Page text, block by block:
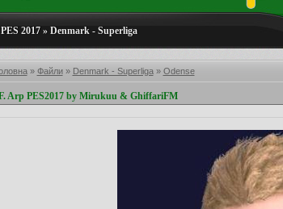
2017» Denmark - Superliga
» Файли» Denmark - Superliga» Odense
Arp PES2017 by Mirukuu & GhiffariFM